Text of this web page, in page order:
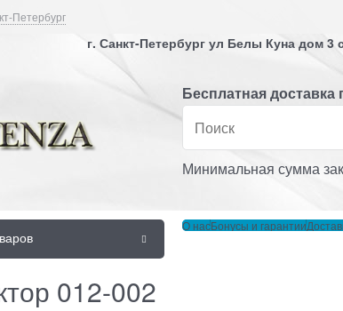
Петербург
г. Санкт-Петербург ул Белы Куна дом 3
Бесплатная доставка
Минимальная сумма
О насБонусы и гарантии
012-002